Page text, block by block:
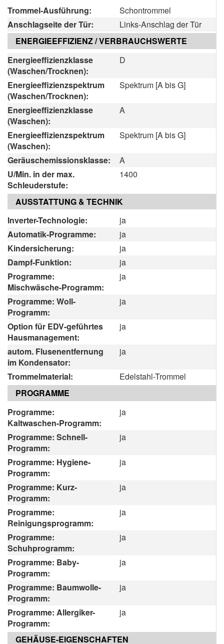
Trommel-Ausführung:
Schontrommel
Anschlagseite der Tür:
Links-Anschlag der Tür
ENERGIEEFFIZIENZ / VERBRAUCHSWERTE
Energieeffizienzklasse
(Waschen/Trocknen):
D
Energieeffizienzspektrum
(Waschen/Trocknen):
Spektrum [A bis G]
Energieeffizienzklasse
(Waschen):
A
Energieeffizienzspektrum
(Waschen):
Spektrum [A bis G]
Geräuschemissionsklasse:
A
U/Min. in der max.
Schleuderstufe:
1400
AUSSTATTUNG & TECHNIK
Inverter-Technologie:
ja
Automatik-Programme:
ja
Kindersicherung:
ja
Dampf-Funktion:
ja
Programme:
Mischwäsche-Programm:
ja
Programme: Woll-
Programm:
ja
Option für EDV-geführtes
Hausmanagement:
ja
autom. Flusenentfernung
im Kondensator:
ja
Trommelmaterial:
Edelstahl-Trommel
PROGRAMME
Programme:
Kaltwaschen-Programm:
ja
Programme: Schnell-
Programm:
ja
Programme: Hygiene-
Programm:
ja
Programme: Kurz-
Programm:
ja
Programme:
Reinigungsprogramm:
ja
Programme:
Schuhprogramm:
ja
Programme: Baby-
Programm:
ja
Programme: Baumwolle-
Programm:
ja
Programme: Allergiker-
Programm:
ja
GEHÄUSE-EIGENSCHAFTEN